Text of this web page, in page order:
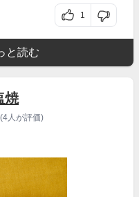
1
と読む
焼
(4人が評価)